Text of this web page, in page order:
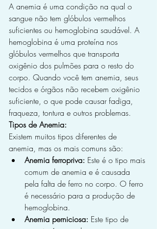
A anemia é uma condição na qual o
sangue não tem glóbulos vermelhos
suficientes ou hemoglobina saudável. A
hemoglobina é uma proteína nos
glóbulos vermelhos que transporta
oxigênio dos pulmões para o resto do
corpo. Quando você tem anemia, seus
tecidos e órgãos não recebem oxigênio
suficiente, o que pode causar fadiga,
fraqueza, tontura e outros problemas.
Tipos de Anemia:
Existem muitos tipos diferentes de
anemia, mas os mais comuns são:
Anemia ferropriva: Este é o tipo mais
comum de anemia e é causada
pela falta de ferro no corpo. O ferro
é necessário para a produção de
hemoglobina.
Anemia perniciosa: Este tipo de